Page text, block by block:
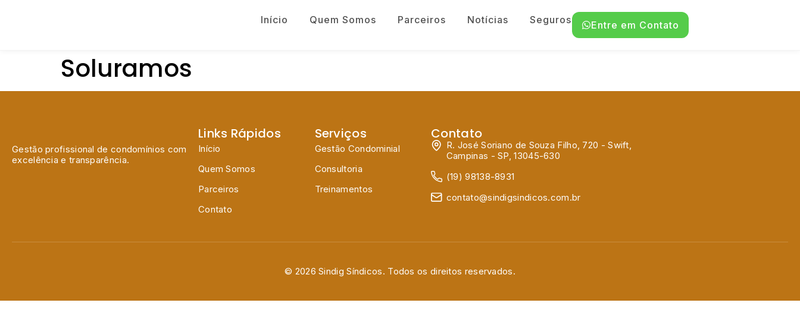
Início Quem Somos Parceiros Notícias Seguros Entre em Contato
Soluramos
Gestão profissional de condomínios com
excelência e transparência.
Links Rápidos
Início
Quem Somos
Parceiros
Contato
Serviços
Gestão Condominial
Consultoria
Treinamentos
Contato
R. José Soriano de Souza Filho, 720 - Swift,
Campinas - SP, 13045-630
(19) 98138-8931
contato@sindigsindicos.com.br
© 2026 Sindig Síndicos. Todos os direitos reservados.